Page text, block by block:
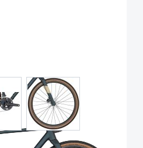
View larger imageView larger image